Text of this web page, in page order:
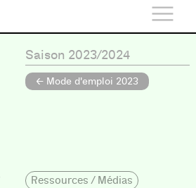
Saison 2023/2024
← Mode d'emploi 2023
Ressources / Médias